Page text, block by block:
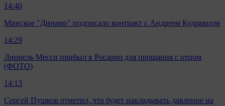
14:40
Минское "Динамо" подписало контракт с Андреем Кудравцом
14:29
Лионель Месси прибыл в Росарио для прощания с отцом
(ФОТО)
14:13
Сергей Пушков отметил, что будет накладывать давление на